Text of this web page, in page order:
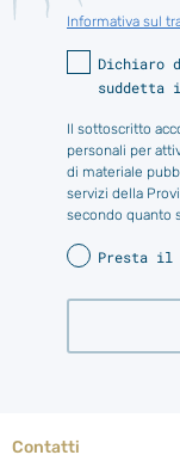
Informativa sul
Dichiaro
suddetta
Il sottoscritto
personali per
di materiale
servizi della
secondo quanto
Presta il
Contatti